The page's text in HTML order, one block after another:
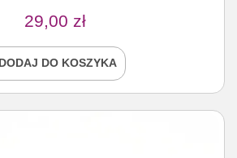
29,00 zł
DODAJ DO KOSZYKA